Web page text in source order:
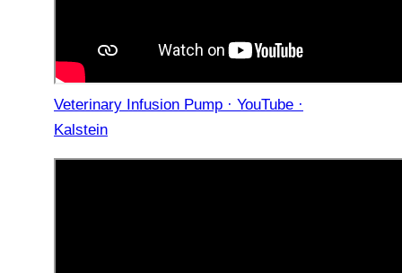
Veterinary Infusion Pump · YouTube ·
Kalstein